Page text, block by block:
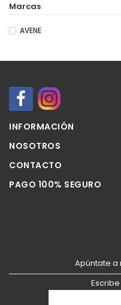
Marcas
AVENE
INFORMACIÓN
NOSOTROS
CONTACTO
PAGO 100% SEGURO
Apúntate a